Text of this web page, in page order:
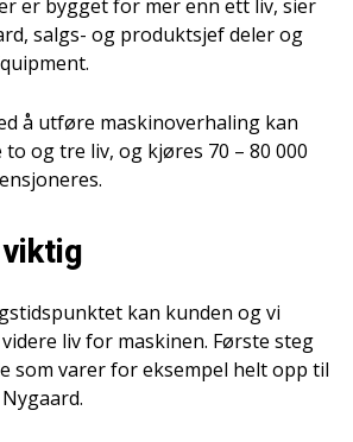
er bygget for mer enn ett liv, sier
salgs- og produktsjef deler og
å utføre maskinoverhaling kan
og tre liv, og kjøres 70 – 80 000
kan kunden og vi
liv for maskinen. Første steg
som varer for eksempel helt opp til